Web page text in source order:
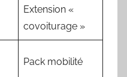
Extension «
covoiturage »
Pack mobilité